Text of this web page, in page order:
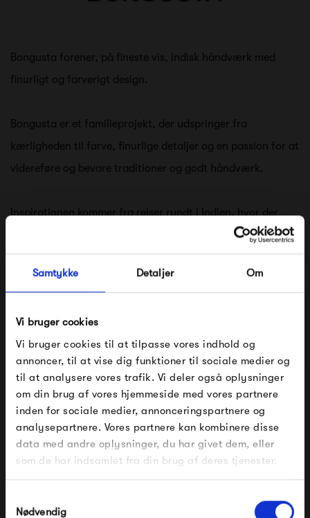
Samtykke Detaljer Om
Vi bruger cookies
Vi bruger cookies til at tilpasse vores indhold og
annoncer, til at vise dig funktioner til sociale medier og
til at analysere vores trafik. Vi deler også oplysninger
om din brug af vores hjemmeside med vores partnere
inden for sociale medier, annonceringspartnere og
analysepartnere. Vores partnere kan kombinere disse
data med andre oplysninger, du har givet dem, eller
som de har indsamlet fra din brug af deres tjenester.
Nødvendig
Bongusta forener, på fineste vis, indisk håndværk med
finurligt og farverigt design.
Bongusta er et familieprojekt, der udspringer fra
kærligheden til farve, finurlige detaljer og en passion for at
videreføre og bevare traditioner og godt håndværk.
Inspirationen kommer fra rejser rundt i Indien, hvor der
findes stor stolthed i håndværksmæssige traditioner. Ved
at arbejde tæt med dygtige håndarbejdere i Indien, har
Bongusta skabt et sortiment af smukke varer, hvor design,
og hvor alt er lavet i hånden.
Se alle varer fra Bongusta
Produkter fra samme kategori
FÅ 10% PÅ DIN NÆSTE ORDRE
Indtast din e-mail, så sender vi rabatkoden til dig på
mail. Minimumsbeløb er 499 kr. for at indløse
rabatten.
Gælder ikke på produkter fra Fermob, File Under